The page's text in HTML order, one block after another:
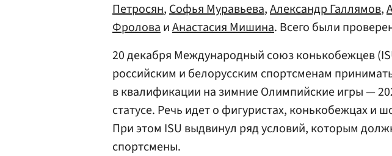
Петросян,Софья Муравьева,Александр Галлямов,
ФроловаиАнастасия Мишина. Всего были
20 декабря Международный союз конькобежцев
российским и белорусским спортсменам
в квалификации на зимние Олимпийские игры —
статусе. Речь идет о фигуристах, конькобежцах и
При этом ISU выдвинул ряд условий, которым
спортсмены.